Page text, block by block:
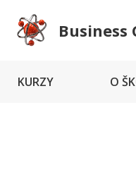
Business
KURZY O